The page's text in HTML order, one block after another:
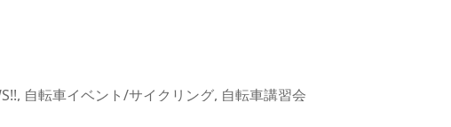
, 自転車イベント/サイクリング, 自転車講習会